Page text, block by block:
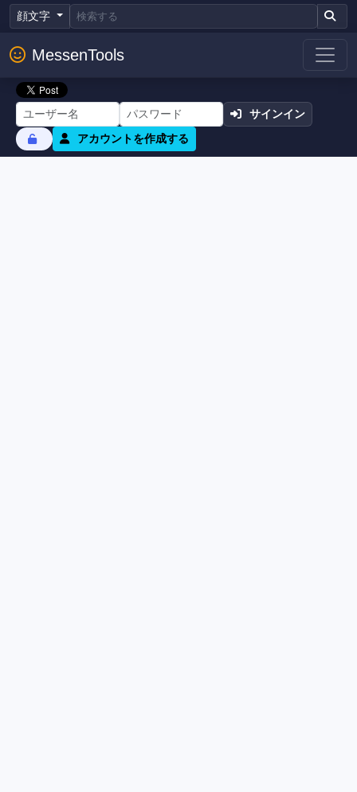
顔文字
MessenTools
サインイン
アカウントを作成する